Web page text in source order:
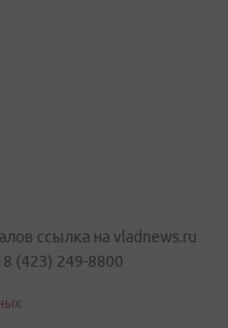
ссылка на vladnews.ru
(423) 249-8800